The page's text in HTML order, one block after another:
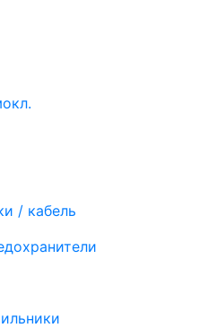
/ кабель